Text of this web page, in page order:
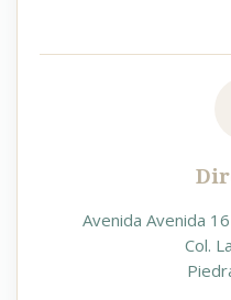
Avenida Avenida
Col.